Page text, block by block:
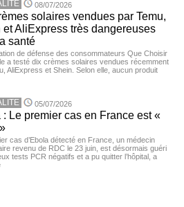
08/07/2026
solaires vendues par Temu,
et AliExpress très dangereuses
santé
de défense des consommateurs Que Choisir
a testé dix crèmes solaires vendues récemment
AliExpress et Shein. Selon elle, aucun produit
05/07/2026
: Le premier cas en France est «
cas d’Ebola détecté en France, un médecin
revenu de RDC le 23 juin, est désormais guéri
tests PCR négatifs et a pu quitter l’hôpital, a